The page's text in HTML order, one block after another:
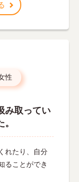
性
み取ってい
れたり、自分
ることができ